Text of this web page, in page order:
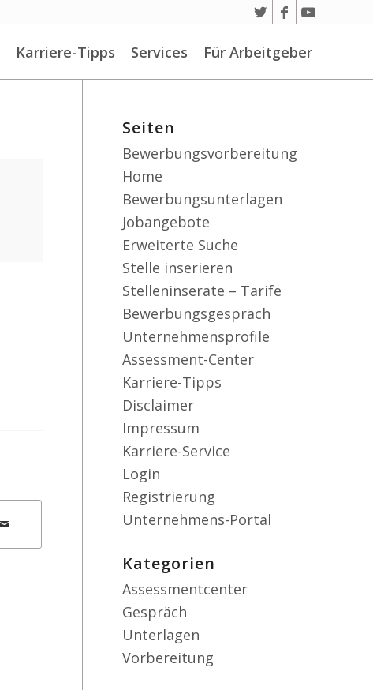
Karriere-Tipps Services Für Arbeitgeber
Seiten
Bewerbungsvorbereitung
Home
Bewerbungsunterlagen
Jobangebote
Erweiterte Suche
Stelle inserieren
Stelleninserate – Tarife
Bewerbungsgespräch
Unternehmensprofile
Assessment-Center
Karriere-Tipps
Disclaimer
Impressum
Karriere-Service
Login
Registrierung
Unternehmens-Portal
Kategorien
Assessmentcenter
Gespräch
Unterlagen
Vorbereitung